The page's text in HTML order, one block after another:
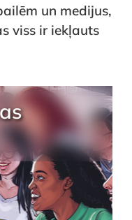
un medijus,
viss ir iekļauts